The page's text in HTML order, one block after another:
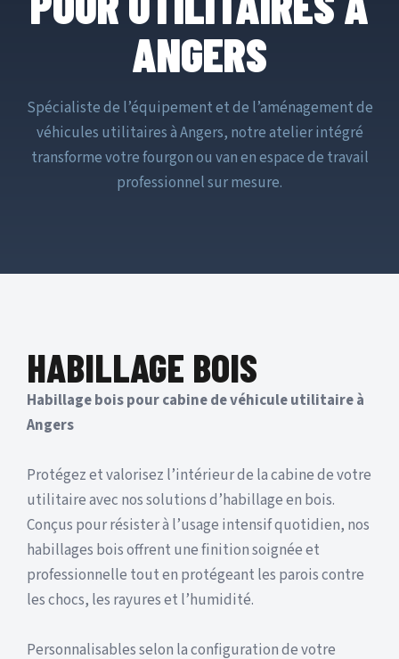
ANGERS
Spécialiste de l’équipement et de l’aménagement de
véhicules utilitaires à Angers, notre atelier intégré
transforme votre fourgon ou van en espace de travail
professionnel sur mesure.
HABILLAGE BOIS
Habillage bois pour cabine de véhicule utilitaire à
Angers
Protégez et valorisez l’intérieur de la cabine de votre
utilitaire avec nos solutions d’habillage en bois.
Conçus pour résister à l’usage intensif quotidien, nos
habillages bois offrent une finition soignée et
professionnelle tout en protégeant les parois contre
les chocs, les rayures et l’humidité.
Personnalisables selon la configuration de votre